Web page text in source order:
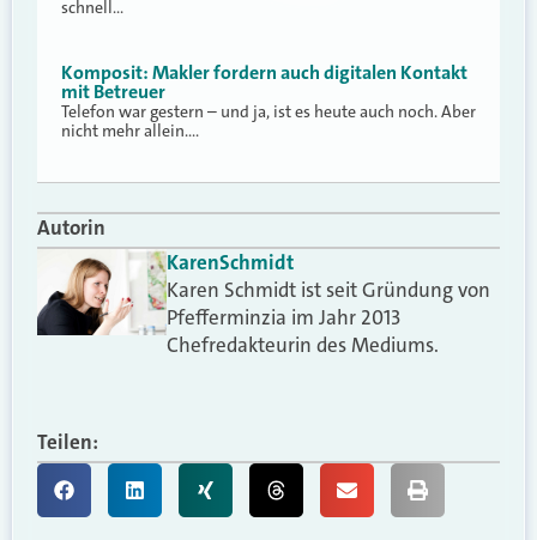
schnell…
Komposit: Makler fordern auch digitalen Kontakt
mit Betreuer
Telefon war gestern – und ja, ist es heute auch noch. Aber
nicht mehr allein.…
Autorin
KarenSchmidt
Karen Schmidt ist seit Gründung von
Pfefferminzia im Jahr 2013
Chefredakteurin des Mediums.
Teilen: